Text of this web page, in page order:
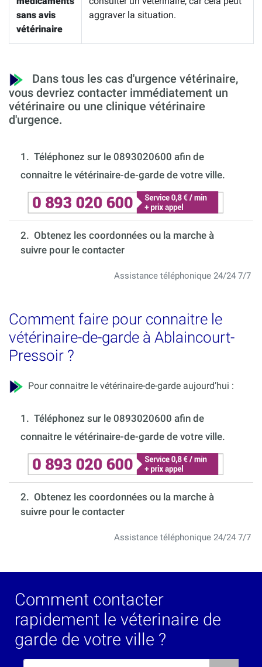
sans avis
vétérinaire
aggraver la situation.
Dans tous les cas d'urgence vétérinaire,
vous devriez contacter immédiatement un
vétérinaire ou une clinique vétérinaire
d'urgence.
1. Téléphonez sur le 0893020600 afin de
connaitre le vétérinaire-de-garde de votre ville.
2. Obtenez les coordonnées ou la marche à
suivre pour le contacter
Assistance téléphonique 24/24 7/7
Comment faire pour connaitre le
vétérinaire-de-garde à Ablaincourt-
Pressoir ?
Pour connaitre le vétérinaire-de-garde aujourd’hui :
1. Téléphonez sur le 0893020600 afin de
connaitre le vétérinaire-de-garde de votre ville.
2. Obtenez les coordonnées ou la marche à
suivre pour le contacter
Assistance téléphonique 24/24 7/7
Comment contacter
rapidement le véterinaire de
garde de votre ville ?